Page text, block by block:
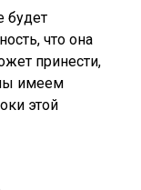
будет
что она
принести,
имеем
этой